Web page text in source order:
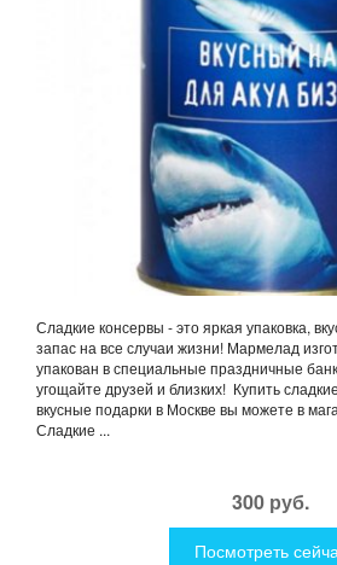
Сладкие консервы - это яркая упаковка,
запас на все случаи жизни! Мармелад
упакован в специальные праздничные
угощайте друзей и близких! Купить
вкусные подарки в Москве вы можете в
Сладкие ...
300 руб.
Посмотреть